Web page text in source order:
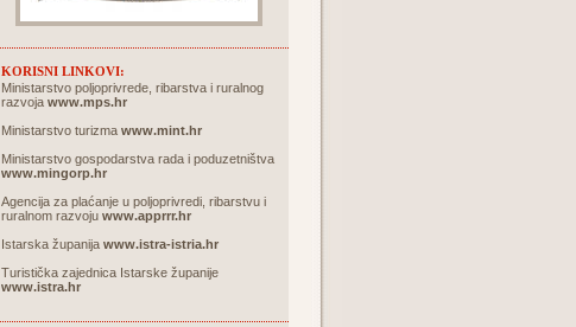
KORISNI LINKOVI:
Ministarstvo poljoprivrede, ribarstva i ruralnog
razvoja www.mps.hr
Ministarstvo turizma www.mint.hr
Ministarstvo gospodarstva rada i poduzetništva
www.mingorp.hr
Agencija za plaćanje u poljoprivredi, ribarstvu i
ruralnom razvoju www.apprrr.hr
Istarska županija www.istra-istria.hr
Turistička zajednica Istarske županije
www.istra.hr